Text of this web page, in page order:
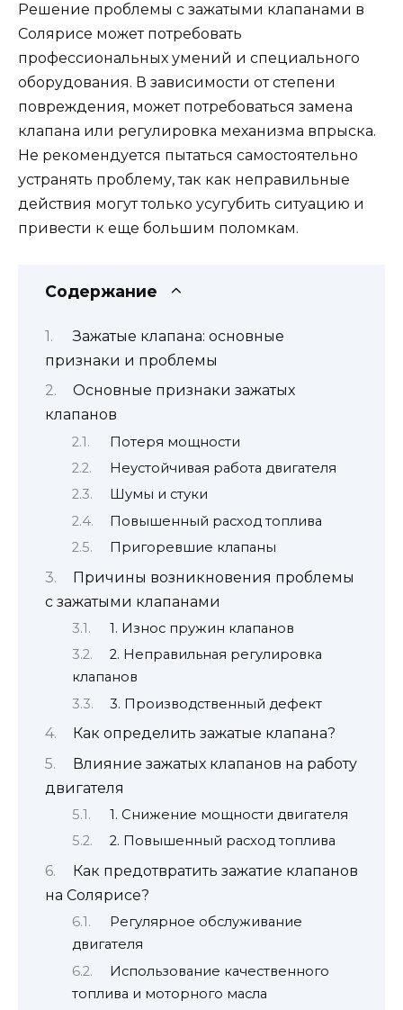
Решение проблемы с зажатыми клапанами в
Солярисе может потребовать
профессиональных умений и специального
оборудования. В зависимости от степени
повреждения, может потребоваться замена
клапана или регулировка механизма впрыска.
Не рекомендуется пытаться самостоятельно
устранять проблему, так как неправильные
действия могут только усугубить ситуацию и
привести к еще большим поломкам.
Содержание
Зажатые клапана: основные
признаки и проблемы
Основные признаки зажатых
клапанов
Потеря мощности
Неустойчивая работа двигателя
Шумы и стуки
Повышенный расход топлива
Пригоревшие клапаны
Причины возникновения проблемы
с зажатыми клапанами
1. Износ пружин клапанов
2. Неправильная регулировка
клапанов
3. Производственный дефект
Как определить зажатые клапана?
Влияние зажатых клапанов на работу
двигателя
1. Снижение мощности двигателя
2. Повышенный расход топлива
Как предотвратить зажатие клапанов
на Солярисе?
Регулярное обслуживание
двигателя
Использование качественного
топлива и моторного масла